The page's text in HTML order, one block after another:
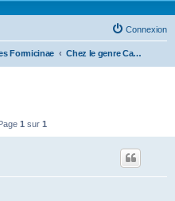
Connexion
Formicinae Chez le genre Camponotus
1 sur 1